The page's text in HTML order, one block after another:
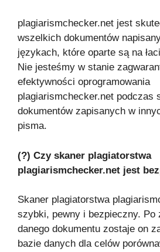
plagiarismchecker.net jest
wszelkich dokumentów
językach, które oparte są na
Nie jesteśmy w stanie
efektywności oprogramowania
plagiarismchecker.net podczas
dokumentów zapisanych w
pisma.
(?) Czy skaner plagiatorstwa
plagiarismchecker.net jest
Skaner plagiatorstwa
szybki, pewny i bezpieczny. Po
danego dokumentu zostaje on
bazie danych dla celów